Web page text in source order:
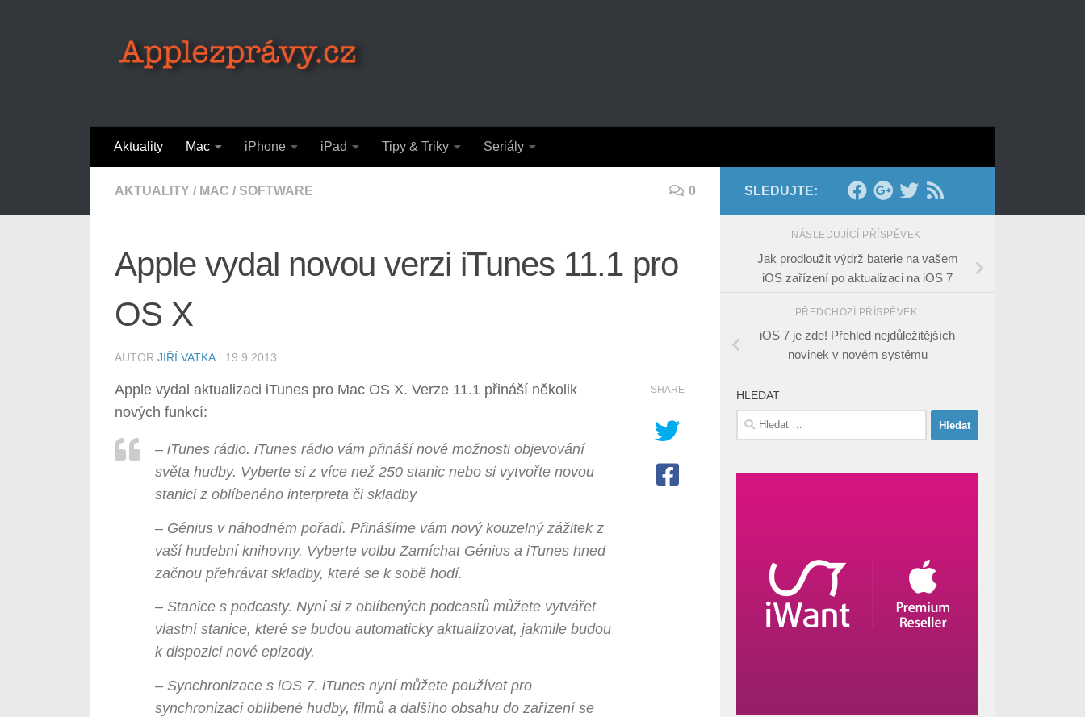
Aktuality Mac iPhone iPad Tipy & Triky Seriály
AKTUALITY / MAC / SOFTWARE 0
Apple vydal novou verzi iTunes 11.1 pro
OS X
AUTOR JIŘÍ VATKA · 19.9.2013
Apple vydal aktualizaci iTunes pro Mac OS X. Verze 11.1 přináší několik
nových funkcí:
– iTunes rádio. iTunes rádio vám přináší nové možnosti objevování
světa hudby. Vyberte si z více než 250 stanic nebo si vytvořte novou
stanici z oblíbeného interpreta či skladby
– Génius v náhodném pořadí. Přinášíme vám nový kouzelný zážitek z
vaší hudební knihovny. Vyberte volbu Zamíchat Génius a iTunes hned
začnou přehrávat skladby, které se k sobě hodí.
– Stanice s podcasty. Nyní si z oblíbených podcastů můžete vytvářet
vlastní stanice, které se budou automaticky aktualizovat, jakmile budou
k dispozici nové epizody.
– Synchronizace s iOS 7. iTunes nyní můžete používat pro
synchronizaci oblíbené hudby, filmů a dalšího obsahu do zařízení se
SHARE
SLEDUJTE:
NÁSLEDUJÍCÍ PŘÍSPĚVEK
Jak prodloužit výdrž baterie na vašem
iOS zařízení po aktualizaci na iOS 7
PŘEDCHOZÍ PŘÍSPĚVEK
iOS 7 je zde! Přehled nejdůležitějších
novinek v novém systému
HLEDAT
Vyhledávání